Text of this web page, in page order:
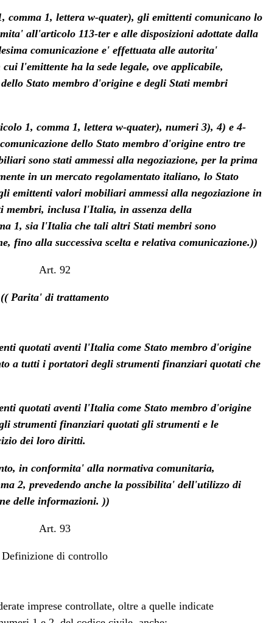
comma 1, lettera w-quater), gli emittenti comunicano lo
all'articolo 113-ter e alle disposizioni adottate dalla
comunicazione e' effettuata alle autorita'
l'emittente ha la sede legale, ove applicabile,
Stato membro d'origine e degli Stati membri
1, comma 1, lettera w-quater), numeri 3), 4) e 4-
dello Stato membro d'origine entro tre
sono stati ammessi alla negoziazione, per la prima
in un mercato regolamentato italiano, lo Stato
emittenti valori mobiliari ammessi alla negoziazione in
membri, inclusa l'Italia, in assenza della
1, sia l'Italia che tali altri Stati membri sono
fino alla successiva scelta e relativa comunicazione.))
Art. 92
(( Parita' di trattamento
quotati aventi l'Italia come Stato membro d'origine
a tutti i portatori degli strumenti finanziari quotati che
quotati aventi l'Italia come Stato membro d'origine
strumenti finanziari quotati gli strumenti e le
dei loro diritti.
in conformita' alla normativa comunitaria,
2, prevedendo anche la possibilita' dell'utilizzo di
delle informazioni. ))
Art. 93
Definizione di controllo
imprese controllate, oltre a quelle indicate